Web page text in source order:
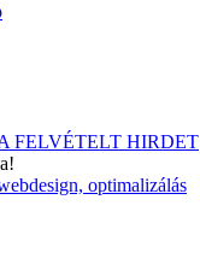
FELVÉTELT HIRDET